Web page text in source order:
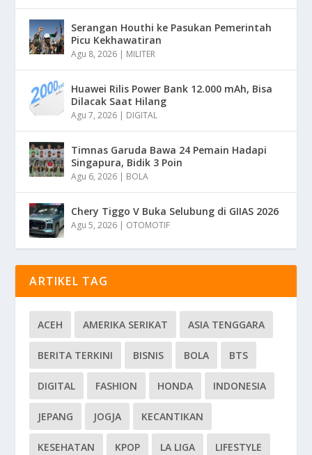
Serangan Houthi ke Pasukan Pemerintah
Picu Kekhawatiran
Agu 8, 2026 | MILITER
Huawei Rilis Power Bank 12.000 mAh, Bisa
Dilacak Saat Hilang
Agu 7, 2026 | DIGITAL
Timnas Garuda Bawa 24 Pemain Hadapi
Singapura, Bidik 3 Poin
Agu 6, 2026 | BOLA
Chery Tiggo V Buka Selubung di GIIAS 2026
Agu 5, 2026 | OTOMOTIF
ARTIKEL TAG
ACEH AMERIKA SERIKAT ASIA TENGGARA
BERITA TERKINI BISNIS BOLA BTS
DIGITAL FASHION HONDA INDONESIA
JEPANG JOGJA KECANTIKAN
KESEHATAN KPOP LA LIGA LIFESTYLE